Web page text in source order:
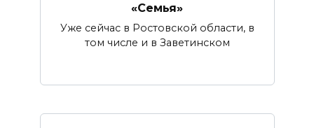
«Семья»
Уже сейчас в Ростовской области, в
том числе и в Заветинском